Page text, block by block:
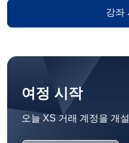
강좌
여정 시작
오늘 XS 거래 계정을 개